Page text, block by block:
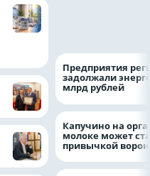
Предприятия
задолжали
млрд рублей
Капучино на
молоке может
привычкой